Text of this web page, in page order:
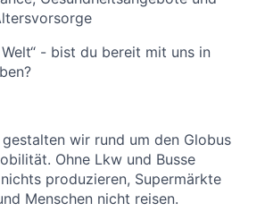
- bist du bereit mit uns in
wir rund um den Globus
Ohne Lkw und Busse
produzieren, Supermärkte
Menschen nicht reisen.